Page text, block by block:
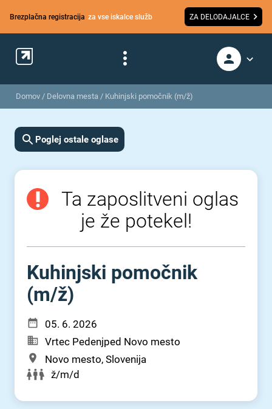
Brezplačna registracija za vse iskalce služb ZA DELODAJALCE
Domov / Delovna mesta / Kuhinjski pomočnik (m/ž)
Poglej ostale oglase
Ta zaposlitveni oglas
je že potekel!
Kuhinjski pomočnik
(m⁠/⁠ž)
05. 6. 2026
Vrtec Pedenjped Novo mesto
Novo mesto, Slovenija
ž/m/d